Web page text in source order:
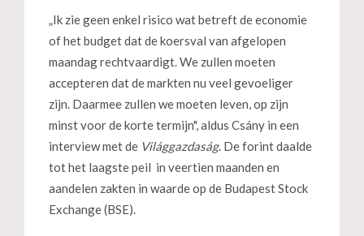
„Ik zie geen enkel risico wat betreft de economie
of het budget dat de koersval van afgelopen
maandag rechtvaardigt. We zullen moeten
accepteren dat de markten nu veel gevoeliger
zijn. Daarmee zullen we moeten leven, op zijn
minst voor de korte termijn", aldus Csány in een
interview met de Világgazdaság. De forint daalde
tot het laagste peil in veertien maanden en
aandelen zakten in waarde op de Budapest Stock
Exchange (BSE).